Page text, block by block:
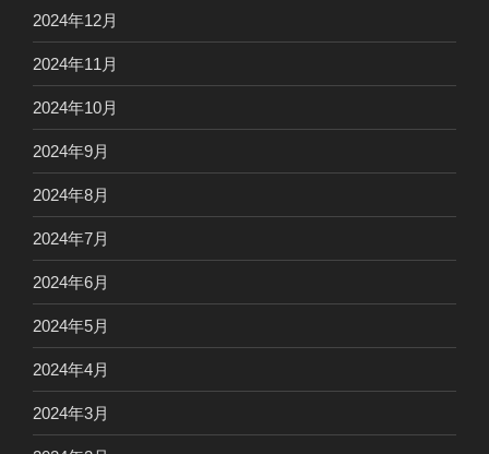
2024年12月
2024年11月
2024年10月
2024年9月
2024年8月
2024年7月
2024年6月
2024年5月
2024年4月
2024年3月